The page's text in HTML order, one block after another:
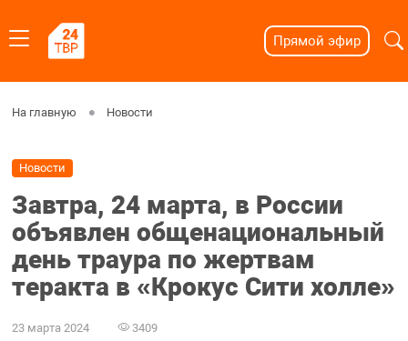
Прямой эфир
На главную Новости
Новости
Завтра, 24 марта, в России
объявлен общенациональный
день траура по жертвам
теракта в «Крокус Сити холле»
23 марта 2024 3409